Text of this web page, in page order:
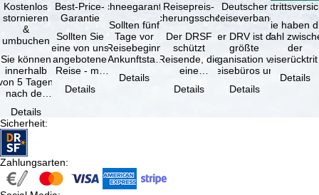
Kostenlos
stornieren
&
umbuchen
Sie können
innerhalb
5 Tagen
nach der
kostenfrei
…
Details
Best-Price-
Garantie
Sollten Sie
eine von uns
angebotene
Reise - mit
Leistung und
Details
Schneegarantie
Sollten fünf
Tage vor
Reisebeginn
(Ankunftstag)
Schneemangel
Details
Reisepreis-
Sicherungsschein
Der DRSF
schützt
Reisende, die
eine
oder
Details
Deutscher
Reiseverband
Der DRV ist die
größte
Organisation von
Reisebüros und
Reiseveranstaltern
in …
Details
Sie haben
Wahl
der
(inklusive
Details
Sicherheit:
Zahlungsarten: